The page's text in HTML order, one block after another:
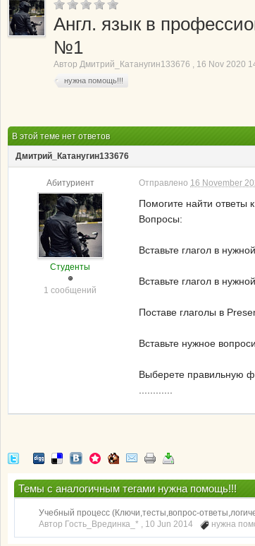
Англ. язык в
№1
Автор Дмитрий_Катанугин133676 , 16 Nov 2020
нужна помощь!!!
В этой теме нет ответов
Дмитрий_Катанугин133676
Абитуриент
Студенты
1 сообщений
Отправлено 16 November
Помогите найти ответы
Вопросы:
Вставьте глагол в
Вставьте глагол в
Поставе глаголы в
Вставьте нужное
Выберете правильную
Темы с аналогичным тегами нужна помощь!!!
Учебный процесс (Ключи,тесты,вопрос-
Автор Гость_Врединка_* , 10 Jun 2014 нужна